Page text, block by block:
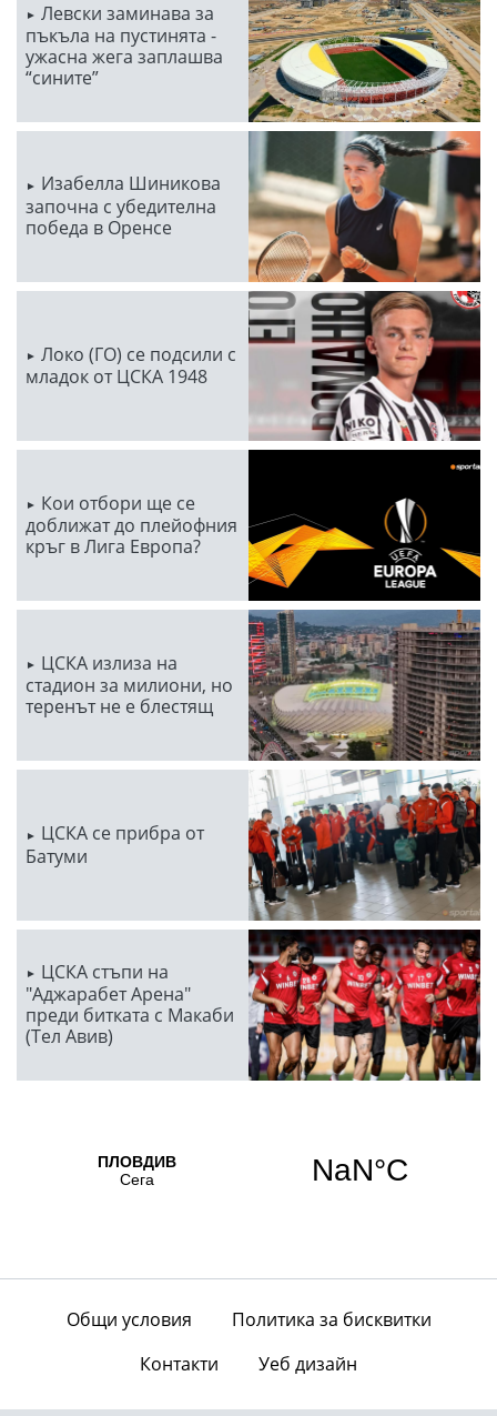
Левски заминава за
пъкъла на пустинята -
ужасна жега заплашва
“сините”
Изабелла Шиникова
започна с убедителна
победа в Оренсе
Локо (ГО) се подсили с
младок от ЦСКА 1948
Кои отбори ще се
доближат до плейофния
кръг в Лига Европа?
ЦСКА излиза на
стадион за милиони, но
теренът не е блестящ
ЦСКА се прибра от
Батуми
ЦСКА стъпи на
"Аджарабет Арена"
преди битката с Макаби
(Тел Авив)
Общи условия
Политика за бисквитки
Контакти
Уеб дизайн